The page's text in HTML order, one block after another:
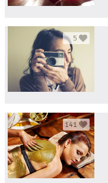
5
141